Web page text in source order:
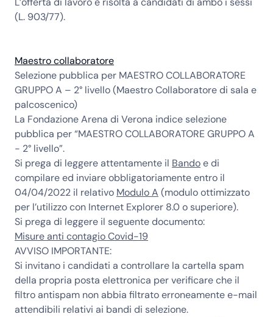
(L. 903/77).
Maestro collaboratore
Selezione pubblica per MAESTRO COLLABORATORE
GRUPPO A – 2° livello (Maestro Collaboratore di sala e
palcoscenico)
La Fondazione Arena di Verona indice selezione
pubblica per “MAESTRO COLLABORATORE GRUPPO A
- 2° livello”.
Si prega di leggere attentamente il Bandoe di
compilare ed inviare obbligatoriamente entro il
04/04/2022 il relativo Modulo A (modulo ottimizzato
per l’utilizzo con Internet Explorer 8.0 o superiore).
Si prega di leggere il seguente documento:
Misure anti contagio Covid-19
AVVISO IMPORTANTE:
Si invitano i candidati a controllare la cartella spam
della propria posta elettronica per verificare che il
filtro antispam non abbia filtrato erroneamente e-mail
attendibili relativi ai bandi di selezione.